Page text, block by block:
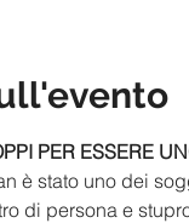
PER ESSERE
è stato uno dei
di persona e